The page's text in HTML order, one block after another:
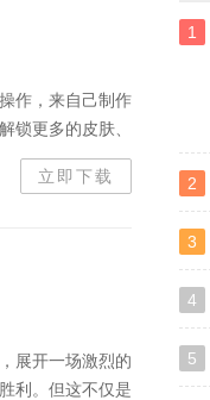
作，来自己制作
锁更多的皮肤、
立即下载
展开一场激烈的
利。但这不仅是
1
2
3
4
5